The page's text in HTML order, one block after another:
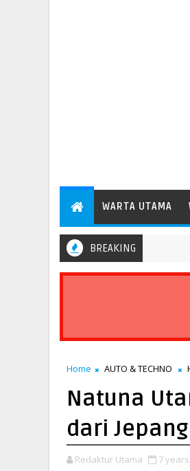
WARTA UTAMA
BREAKING
Pelabuhan Patimban Perdana Layani
Home AUTO & TECHNO
Natuna
dari Jepang
Redaktur Utama 7